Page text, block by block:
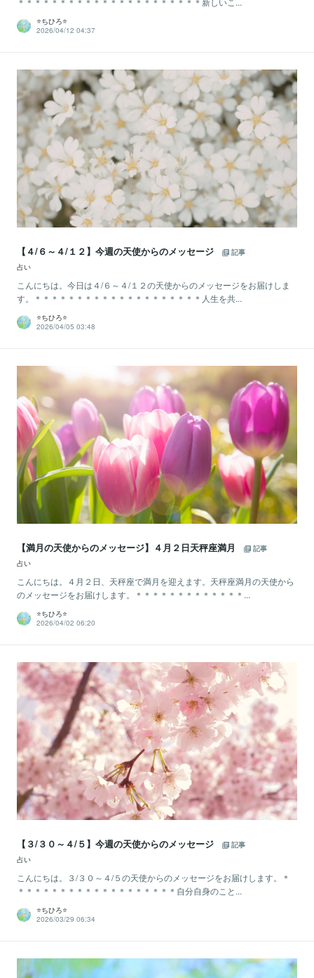
⭐️ちひろ⭐️
2026/04/12 04:37
【４/６～４/１２】今週の天使からのメッセージ
記事
占い
こんにちは。今日は４/６～４/１２の天使からのメッセージをお届けしま
す。＊＊＊＊＊＊＊＊＊＊＊＊＊＊＊＊＊＊＊＊人生を共...
⭐️ちひろ⭐️
2026/04/05 03:48
【満月の天使からのメッセージ】４月２日天秤座満月
記事
占い
こんにちは。４月２日、天秤座で満月を迎えます。天秤座満月の天使から
のメッセージをお届けします。＊＊＊＊＊＊＊＊＊＊＊＊＊...
⭐️ちひろ⭐️
2026/04/02 06:20
【３/３０～４/５】今週の天使からのメッセージ
記事
占い
こんにちは。３/３０～４/５の天使からのメッセージをお届けします。＊
＊＊＊＊＊＊＊＊＊＊＊＊＊＊＊＊＊＊＊自分自身のこと...
⭐️ちひろ⭐️
2026/03/29 06:34